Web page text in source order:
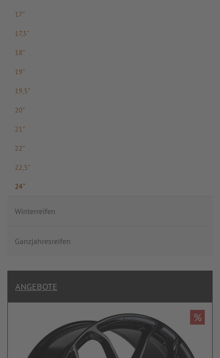
17"
17,5"
18"
19"
19,5"
20"
21"
22"
22,5"
24"
Winterreifen
Ganzjahresreifen
ANGEBOTE
%